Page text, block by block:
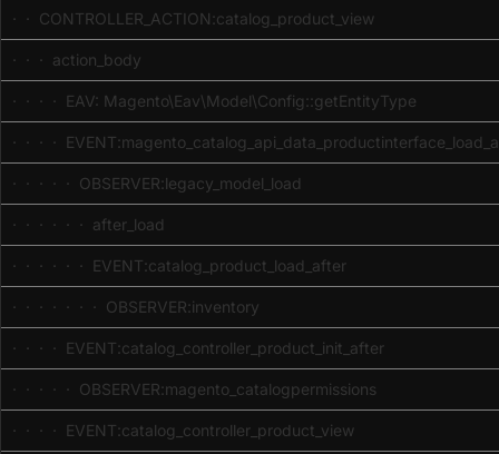
· · CONTROLLER_ACTION:catalog_product_view
· · · action_body
· · · · EAV: Magento\Eav\Model\Config::getEntityType
· · · ·
· · · · · OBSERVER:legacy_model_load
· · · · · · after_load
· · · · · · EVENT:catalog_product_load_after
· · · · · · · OBSERVER:inventory
· · · · EVENT:catalog_controller_product_init_after
· · · · · OBSERVER:magento_catalogpermissions
· · · · EVENT:catalog_controller_product_view